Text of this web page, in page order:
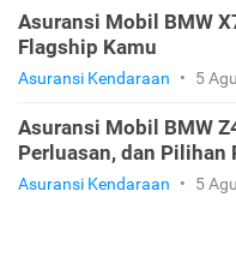
Asuransi Mobil BMW
Flagship Kamu
Asuransi Kendaraan • 5
Asuransi Mobil BMW
Perluasan, dan Pilihan
Asuransi Kendaraan • 5